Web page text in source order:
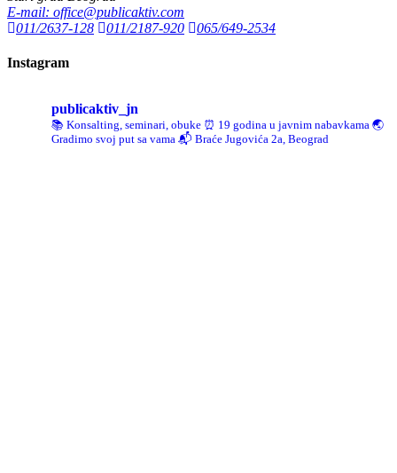
E-mail: office@publicaktiv.com
011/2637-128
011/2187-920 065/649-2534
Instagram
publicaktiv_jn
📚 Konsalting, seminari, obuke ⏰ 19 godina u javnim nabavkama 🌏
Gradimo svoj put sa vama 📬 Braće Jugovića 2a, Beograd